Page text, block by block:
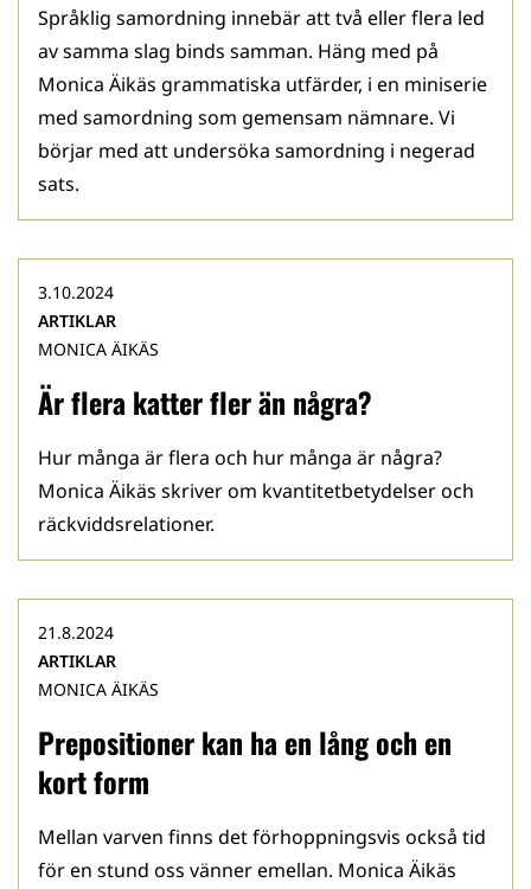
Språklig samordning innebär att två eller flera led
av samma slag binds samman. Häng med på
Monica Äikäs grammatiska utfärder, i en miniserie
med samordning som gemensam nämnare. Vi
börjar med att undersöka samordning i negerad
sats.
Är flera katter fler än några?
3.10.2024
ARTIKLAR
MONICA ÄIKÄS
Hur många är flera och hur många är några?
Monica Äikäs skriver om kvantitetbetydelser och
räckviddsrelationer.
Prepositioner kan ha en lång och en
kort form
21.8.2024
ARTIKLAR
MONICA ÄIKÄS
Mellan varven finns det förhoppningsvis också tid
för en stund oss vänner emellan. Monica Äikäs